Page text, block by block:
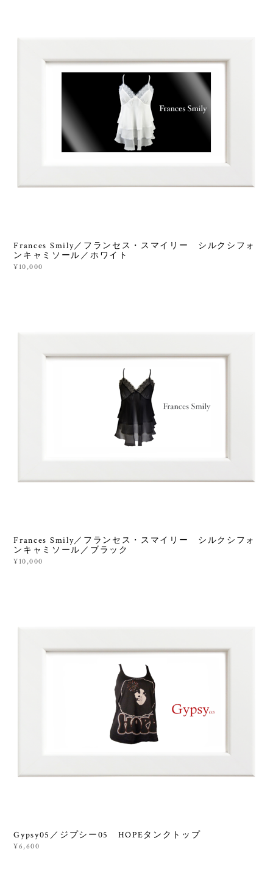
Frances Smily／フランセス・スマイリー シルクシフォ
ンキャミソール／ホワイト
¥10,000
Frances Smily／フランセス・スマイリー シルクシフォ
ンキャミソール／ブラック
¥10,000
Gypsy05／ジプシー05 HOPEタンクトップ
¥6,600